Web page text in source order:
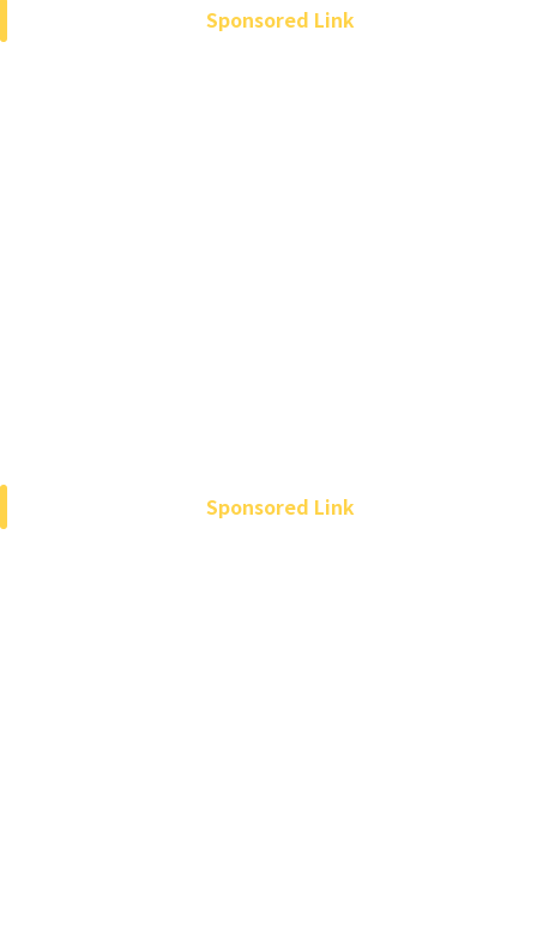
Sponsored Link
Sponsored Link